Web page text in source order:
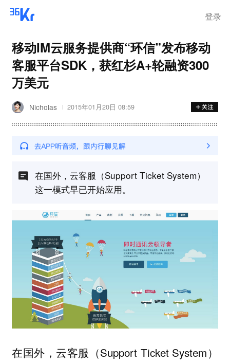
登录
移动IM云服务提供商“环信”发布移动
客服平台SDK，获红杉A+轮融资300
万美元
Nicholas 2015年01月20日 08:59
在国外，云客服（Support Ticket System）
这一模式早已开始应用。
在国外，云客服（Support Ticket System）